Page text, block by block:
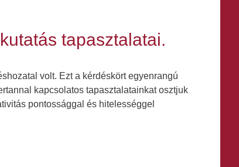
tapasztalatai.
volt. Ezt a kérdéskört egyenrangú
kapcsolatos tapasztalatainkat osztjuk
pontossággal és hitelességgel